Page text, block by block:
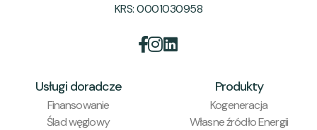
KRS: 0001030958

Usługi doradcze
Finansowanie
Ślad węglowy
Produkty
Kogeneracja
Własne źródło Energii